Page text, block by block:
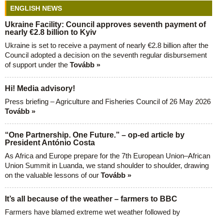
ENGLISH NEWS
Ukraine Facility: Council approves seventh payment of
nearly €2.8 billion to Kyiv
Ukraine is set to receive a payment of nearly €2.8 billion after the
Council adopted a decision on the seventh regular disbursement
of support under the Tovább »
Hi! Media advisory!
Press briefing – Agriculture and Fisheries Council of 26 May 2026
Tovább »
“One Partnership. One Future.” – op-ed article by
President António Costa
As Africa and Europe prepare for the 7th European Union–African
Union Summit in Luanda, we stand shoulder to shoulder, drawing
on the valuable lessons of our Tovább »
It’s all because of the weather – farmers to BBC
Farmers have blamed extreme wet weather followed by